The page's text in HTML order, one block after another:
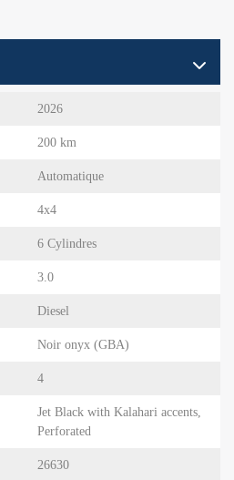
2026
200 km
Automatique
4x4
6 Cylindres
3.0
Diesel
Noir onyx (GBA)
4
Jet Black with Kalahari accents,
Perforated
26630